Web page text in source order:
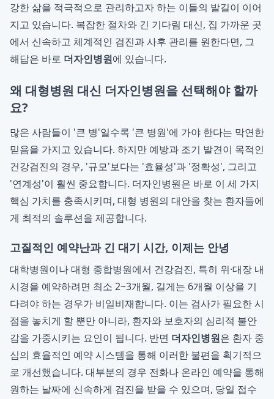
강한 삶을 적극적으로 관리하고자 하는 이들의 발길이 이어
지고 있습니다. 복잡한 절차와 긴 기다림 대신, 집 가까운 곳
에서 신속하고 체계적인 검진과 사후 관리를 원한다면, 그
해답은 바로 더자인병원에 있습니다.
왜 대형병원 대신 더자인병원을 선택해야 할까
요?
많은 사람들이 '큰 병'일수록 '큰 병원'에 가야 한다는 막연한
믿음을 가지고 있습니다. 하지만 예방과 조기 발견이 목적인
건강검진의 경우, '규모'보다는 '효율성'과 '정확성', 그리고
'연계성'이 훨씬 중요합니다. 더자인병원은 바로 이 세 가지
핵심 가치를 충족시키며, 대형 병원의 대안을 찾는 환자들에
게 최적의 솔루션을 제공합니다.
고질적인 예약난과 긴 대기 시간, 이제는 안녕
대학병원이나 대형 종합병원에서 건강검진, 특히 위·대장 내
시경을 예약하려면 최소 2~3개월, 길게는 6개월 이상을 기
다려야 하는 경우가 비일비재합니다. 이는 검사가 필요한 시
점을 놓치게 할 뿐만 아니라, 환자와 보호자의 심리적 불안
감을 가중시키는 요인이 됩니다. 반면 더자인병원은 환자 중
심의 효율적인 예약 시스템을 통해 이러한 불편을 획기적으
로 개선했습니다. 대부분의 경우 전화나 온라인 예약을 통해
원하는 날짜에 신속하게 검진을 받을 수 있으며, 당일 접수